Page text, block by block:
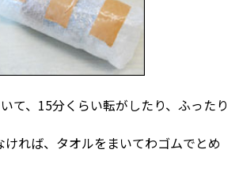
て、15分くらい転がしたり、ふったり
ければ、タオルをまいてわゴムでとめ